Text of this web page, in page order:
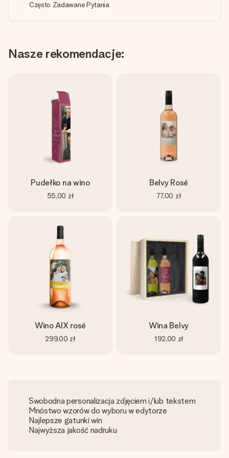
Często Zadawane Pytania
Nasze rekomendacje:
Pudełko na wino
55,00 zł
Belvy Rosé
77,00 zł
Wino AIX rosé
299,00 zł
Wina Belvy
192,00 zł
Swobodna personalizacja zdjęciem i/lub tekstem
Mnóstwo wzorów do wyboru w edytorze
Najlepsze gatunki win
Najwyższa jakość nadruku